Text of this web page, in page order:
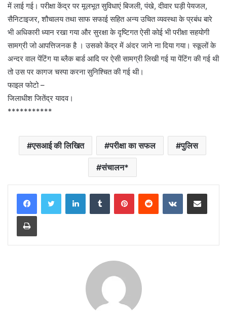
में लाई गई। परीक्षा केंद्र पर मूलभूत सुविधाएं बिजली, पंखे, दीवार घड़ी पेयजल,
सैनिटाइजर, शौचालय तथा साफ सफाई सहित अन्य उचित व्यवस्था के प्रबंध बारे
भी अधिकारी ध्यान रखा गया और सुरक्षा के दृष्टिगत ऐसी कोई भी परीक्षा सहयोगी
सामग्री जो आपत्तिजनक है । उसको केंद्र में अंदर जाने ना दिया गया। स्कूलों के
अन्दर वाल पेंटिंग या ब्लैक बार्ड आदि पर ऐसी सामग्री लिखी गई या पेंटिंग की गई थी
तो उस पर कागज चस्पा करना सुनिश्चित की गई थी।
फाइल फोटो –
जिलाधीश जितेंद्र यादव।
***********
एसआई की लिखित परीक्षा का सफल पुलिस
संचालन*
LinkedInTumblr PinterestReddit VKontakteShare via Email
Print